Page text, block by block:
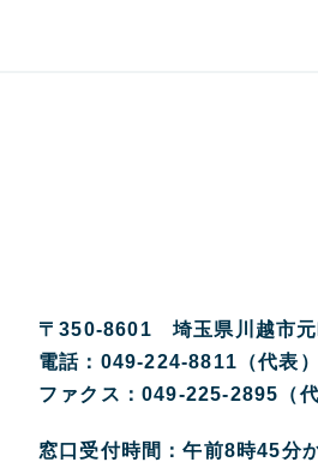
〒350-8601 埼玉県川越市元
電話：049-224-8811（代表）
ファクス：049-225-2895（代
窓口受付時間：午前8時45分